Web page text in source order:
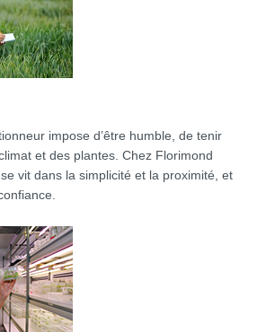
impose d’être humble, de tenir
et des plantes. Chez Florimond
vit dans la simplicité et la proximité, et